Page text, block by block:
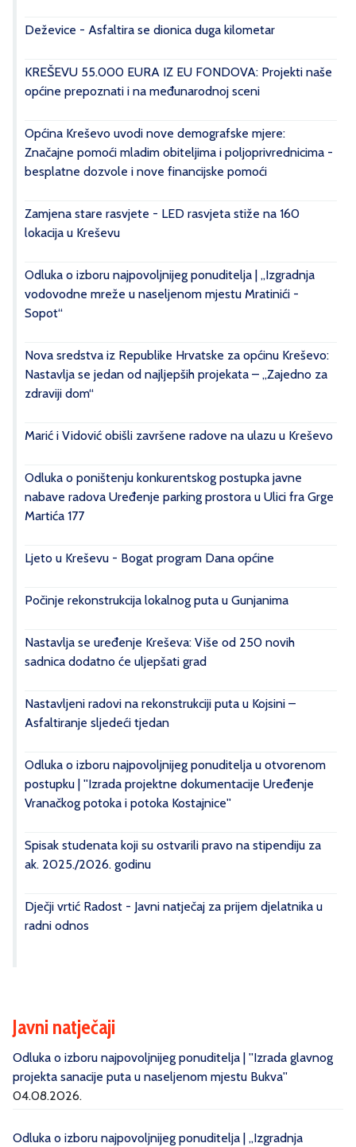
Deževice - Asfaltira se dionica duga kilometar
KREŠEVU 55.000 EURA IZ EU FONDOVA: Projekti naše
općine prepoznati i na međunarodnoj sceni
Općina Kreševo uvodi nove demografske mjere:
Značajne pomoći mladim obiteljima i poljoprivrednicima -
besplatne dozvole i nove financijske pomoći
Zamjena stare rasvjete - LED rasvjeta stiže na 160
lokacija u Kreševu
Odluka o izboru najpovoljnijeg ponuditelja | „Izgradnja
vodovodne mreže u naseljenom mjestu Mratinići -
Sopot“
Nova sredstva iz Republike Hrvatske za općinu Kreševo:
Nastavlja se jedan od najljepših projekata – „Zajedno za
zdraviji dom“
Marić i Vidović obišli završene radove na ulazu u Kreševo
Odluka o poništenju konkurentskog postupka javne
nabave radova Uređenje parking prostora u Ulici fra Grge
Martića 177
Ljeto u Kreševu - Bogat program Dana općine
Počinje rekonstrukcija lokalnog puta u Gunjanima
Nastavlja se uređenje Kreševa: Više od 250 novih
sadnica dodatno će uljepšati grad
Nastavljeni radovi na rekonstrukciji puta u Kojsini –
Asfaltiranje sljedeći tjedan
Odluka o izboru najpovoljnijeg ponuditelja u otvorenom
postupku | ''Izrada projektne dokumentacije Uređenje
Vranačkog potoka i potoka Kostajnice''
Spisak studenata koji su ostvarili pravo na stipendiju za
ak. 2025./2026. godinu
Dječji vrtić Radost - Javni natječaj za prijem djelatnika u
radni odnos
Javni natječaji
Odluka o izboru najpovoljnijeg ponuditelja | ''Izrada glavnog
projekta sanacije puta u naseljenom mjestu Bukva''
04.08.2026.
Odluka o izboru najpovoljnijeg ponuditelja | „Izgradnja